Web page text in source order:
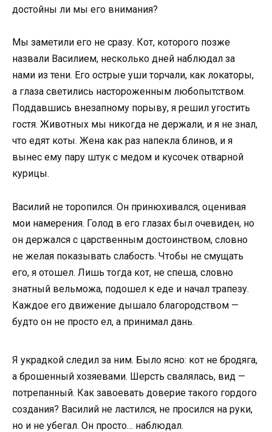
достойны ли мы его внимания?
Мы заметили его не сразу. Кот, которого позже
назвали Василием, несколько дней наблюдал за
нами из тени. Его острые уши торчали, как локаторы,
а глаза светились настороженным любопытством.
Поддавшись внезапному порыву, я решил угостить
гостя. Животных мы никогда не держали, и я не знал,
что едят коты. Жена как раз напекла блинов, и я
вынес ему пару штук с медом и кусочек отварной
курицы.
Василий не торопился. Он принюхивался, оценивая
мои намерения. Голод в его глазах был очевиден, но
он держался с царственным достоинством, словно
не желая показывать слабость. Чтобы не смущать
его, я отошел. Лишь тогда кот, не спеша, словно
знатный вельможа, подошел к еде и начал трапезу.
Каждое его движение дышало благородством —
будто он не просто ел, а принимал дань.
Я украдкой следил за ним. Было ясно: кот не бродяга,
а брошенный хозяевами. Шерсть свалялась, вид —
потрепанный. Как завоевать доверие такого гордого
создания? Василий не ластился, не просился на руки,
но и не убегал. Он просто… наблюдал.